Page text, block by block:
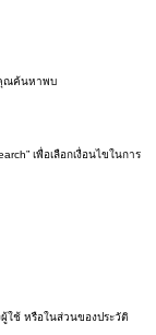
ณค้นหาพบ
เพื่อเลือกเงื่อนไขในการ
ใช้ หรือในส่วนของประวัติ